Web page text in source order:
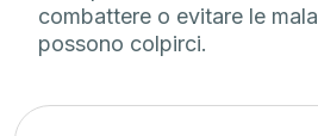
combattere o evitare le
possono colpirci.